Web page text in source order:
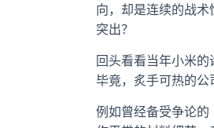
向，却是连续的战
突出？
回头看看当年小米
毕竟，炙手可热的公
例如曾经备受争论的